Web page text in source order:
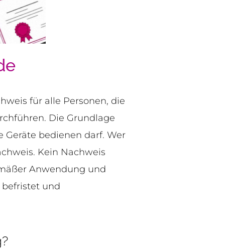
für alle Personen, die
Die Grundlage
bedienen darf. Wer
Kein Nachweis
Anwendung und
und